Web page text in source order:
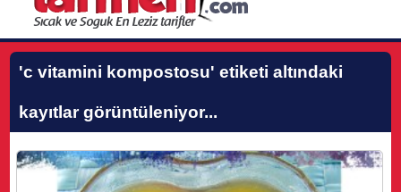
'c vitamini kompostosu' etiketi altındaki
kayıtlar görüntüleniyor...